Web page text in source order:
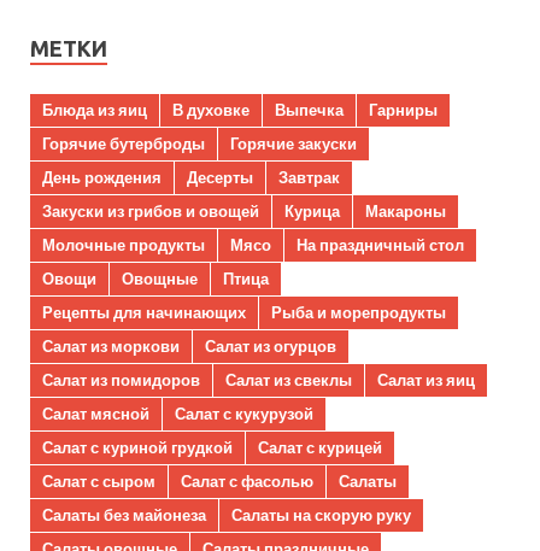
МЕТКИ
Блюда из яиц В духовке Выпечка
Гарниры
Горячие бутерброды
Горячие закуски
День рождения
Десерты
Завтрак
Закуски из грибов и овощей
Курица
Макароны
Молочные продукты
Мясо
На праздничный стол
Овощи
Овощные
Птица
Рецепты для начинающих
Рыба и морепродукты
Салат из моркови
Салат из огурцов
Салат из помидоров
Салат из свеклы
Салат из яиц
Салат мясной
Салат с кукурузой
Салат с куриной грудкой
Салат с курицей
Салат с сыром
Салат с фасолью
Салаты
Салаты без майонеза
Салаты на скорую руку